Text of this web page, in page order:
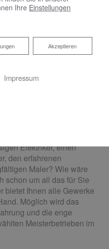
Elektriker, einen
den erfahrenen
Maler? Wie wäre
schon um all das für Sie
bietet Ihnen alle Gewerke
Möglich wird das
und die enge
Meisterbetrieben im
Ihre Einstellungen
Akzeptieren
Impressum